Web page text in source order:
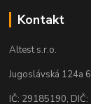
Kontakt
Altest s.r.o.
Jugoslávská 124a
IČ: 29185190,